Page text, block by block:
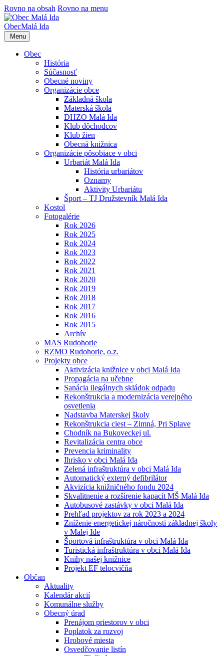
Rovno na obsah Rovno na menu
ObecMalá Ida
Menu
Obec
História
Súčasnosť
Obecné noviny
Organizácie obce
Základná škola
Materská škola
DHZO Malá Ida
Klub dôchodcov
Klub žien
Obecná knižnica
Organizácie pôsobiace v obci
Urbariát Malá Ida
História urbariátov
Oznamy
Aktivity Urbariátu
Šport – TJ Družstevník Malá Ida
Kostol
Fotogalérie
Rok 2026
Rok 2025
Rok 2024
Rok 2023
Rok 2022
Rok 2021
Rok 2020
Rok 2019
Rok 2018
Rok 2017
Rok 2016
Rok 2015
Archív
MAS Rudohorie
RZMO Rudohorie, o.z.
Projekty obce
Aktivizácia knižnice v obci Malá Ida
Propagácia na učebne
Sanácia ilegálnych skládok odpadu
Rekonštrukcia a modernizácia verejného
osvetlenia
Nadstavba Materskej školy
Rekonštrukcia ciest – Zimná, Pri Splave
Chodník na Bukoveckej ul.
Revitalizácia centra obce
Prevencia kriminality
Ihrisko v obci Malá Ida
Zelená infraštruktúra v obci Malá Ida
Automatický externý defibrilátor
Akvizícia knižničného fondu 2024
Skvalitnenie a rozšírenie kapacít MŠ Malá Ida
Autobusové zastávky v obci Malá Ida
Prehľad projektov za rok 2023 a 2024
Zníženie energetickej náročnosti základnej školy
v Malej Ide
Športová infraštruktúra v obci Malá Ida
Turistická infraštruktúra v obci Malá Ida
Knihy našej knižnice
Projekt EF telocvičňa
Občan
Aktuality
Kalendár akcií
Komunálne služby
Obecný úrad
Prenájom priestorov v obci
Poplatok za rozvoj
Hrobové miesta
Osvedčovanie listín